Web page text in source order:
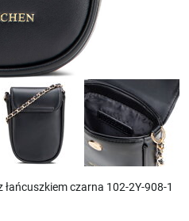
czarna 102-2Y-908-1